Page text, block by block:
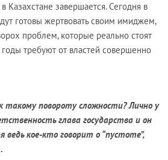
завершается. Сегодня в
готовы жертвовать своим имиджем,
проблем, которые реально стоят
требуют от властей совершенно
повороту сложности? Лично у
глава государства и он
кое-кто говорит о “пустоте”,